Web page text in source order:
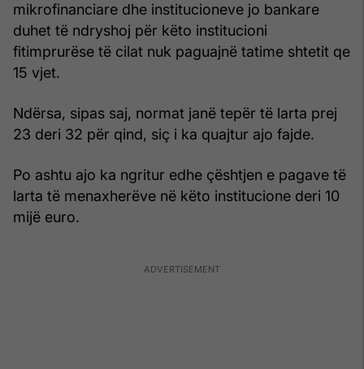
mikrofinanciare dhe institucioneve jo bankare
duhet të ndryshoj për këto institucioni
fitimprurëse të cilat nuk paguajnë tatime shtetit qe
15 vjet.
Ndërsa, sipas saj, normat janë tepër të larta prej
23 deri 32 për qind, siç i ka quajtur ajo fajde.
Po ashtu ajo ka ngritur edhe çështjen e pagave të
larta të menaxherëve në këto institucione deri 10
mijë euro.